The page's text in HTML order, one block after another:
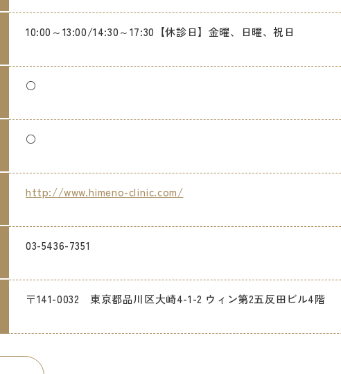
10:00～13:00/14:30～17:30【休診日】金曜、日曜、祝日
○
○
http://www.himeno-clinic.com/
03-5436-7351
〒141-0032 東京都品川区大崎4-1-2 ウィン第2五反田ビル4階